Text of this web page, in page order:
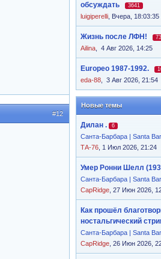
обсуждать
3641
luigiperelli Вчера, 18:03:35
Жизнь после ЛФН!
Ailina 4 Авг 2026, 14:25
Europeo 1987-1992.
eda-88 3 Авг 2026, 21:54
Новые темы
Дилан . 6
Санта-Барбара | Santa
ТА-76 , 1 Июл 2026, 21:24
Умер Ронни Шелл
Санта-Барбара | Santa
CapRidge , 27 Июн 2026,
Как прошёл
ностальгический
Санта-Барбара | Santa
CapRidge , 26 Июн 2026,
#12